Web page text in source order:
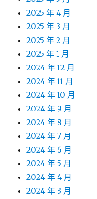
2025 年 4 月
2025 年 3 月
2025 年 2 月
2025 年 1 月
2024 年 12 月
2024 年 11 月
2024 年 10 月
2024 年 9 月
2024 年 8 月
2024 年 7 月
2024 年 6 月
2024 年 5 月
2024 年 4 月
2024 年 3 月